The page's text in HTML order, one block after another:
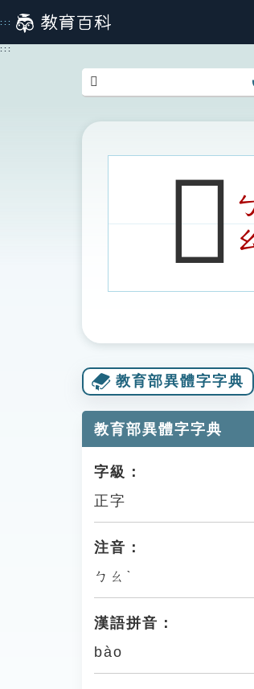
到
主
:::
:::
𩊅
教育部異體字字典
教育部異體字字典
字級：
正字
注音：
ㄅㄠˋ
漢語拼音：
bào